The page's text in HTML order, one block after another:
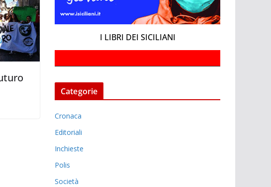
I LIBRI DEI SICILIANI
Categorie
Cronaca
Editoriali
Inchieste
Polis
Società